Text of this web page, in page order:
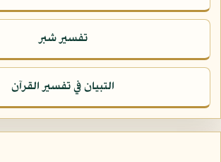
تفسير شبر
التبيان في تفسير القرآن